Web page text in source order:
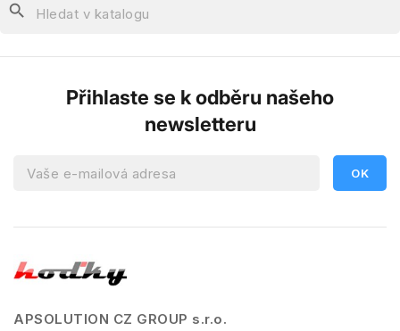
search
Přihlaste se k odběru našeho
newsletteru
APSOLUTION CZ GROUP s.r.o.